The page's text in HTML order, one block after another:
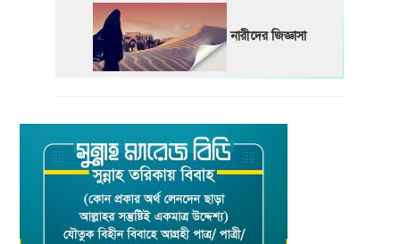
নারীদের জিজ্ঞাসা